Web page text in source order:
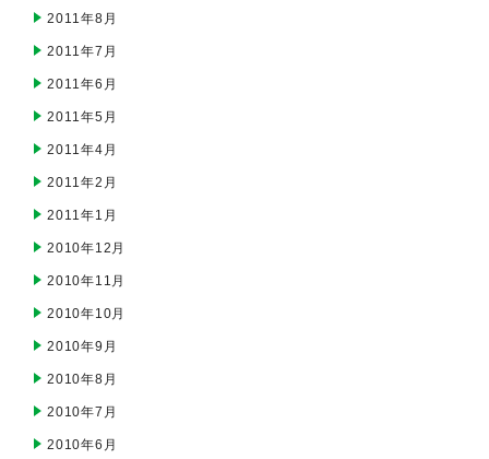
2011年8月
2011年7月
2011年6月
2011年5月
2011年4月
2011年2月
2011年1月
2010年12月
2010年11月
2010年10月
2010年9月
2010年8月
2010年7月
2010年6月